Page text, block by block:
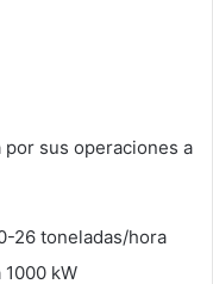
por sus operaciones a
26 toneladas/hora
kW